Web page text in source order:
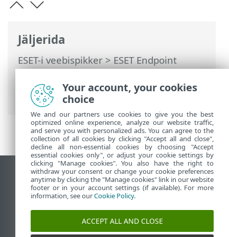
Jäljerida
ESET-i veebispikker>ESET Endpoint
Antivirus>Spetsifikatsioonid >
Süsteeminõuded> 32-bitise Windows 10
tugi lõpeb
Vaata tavaarvutile mõeldud veebilehte
End of Life
ESET-i teabebaas
ESET-i foorum
ESET Status Portal
Your account, your cookies
choice
We and our partners use cookies to give you the best
optimized online experience, analyze our website traffic,
and serve you with personalized ads. You can agree to the
collection of all cookies by clicking "Accept all and close",
decline all non-essential cookies by choosing "Accept
essential cookies only", or adjust your cookie settings by
clicking "Manage cookies". You also have the right to
withdraw your consent or change your cookie preferences
anytime by clicking the "Manage cookies" link in our website
footer or in your account settings (if available). For more
information, see ourCookie Policy.
ACCEPT ALL AND CLOSE